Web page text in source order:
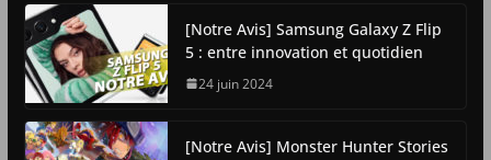
[Notre Avis] Samsung Galaxy Z Flip
5 : entre innovation et quotidien
24 juin 2024
[Notre Avis] Monster Hunter Stories